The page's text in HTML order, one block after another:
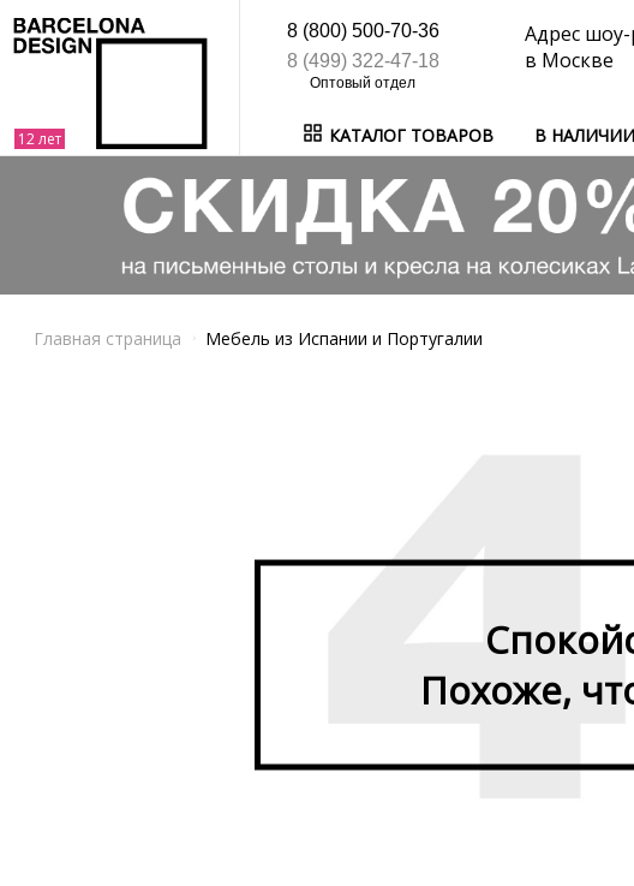
8 (800) 500-70-36
8 (499) 322-47-18
Адрес
в Москве
КАТАЛОГ ТОВАРОВ В НАЛИЧИИ
Главная страница Мебель из Испании и Португалии
Похоже,